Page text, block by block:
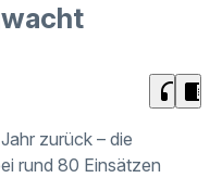
headphones chrome_reader_mode
zurück – die
rund 80 Einsätzen